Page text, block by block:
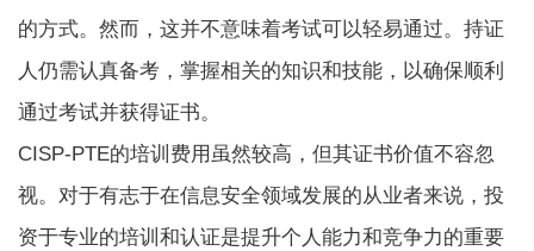
的方式。然而，这并不意味着考试可以轻易通过。持证
人仍需认真备考，掌握相关的知识和技能，以确保顺利
通过考试并获得证书。
CISP-PTE的培训费用虽然较高，但其证书价值不容忽
视。对于有志于在信息安全领域发展的从业者来说，投
资于专业的培训和认证是提升个人能力和竞争力的重要